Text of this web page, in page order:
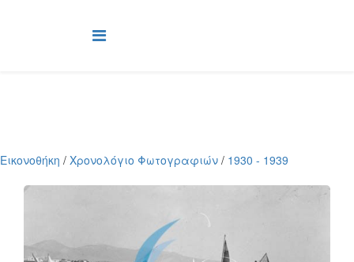
Εικονοθήκη / Χρονολόγιο Φωτογραφιών / 1930 - 1939